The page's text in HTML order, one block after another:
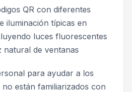
QR con diferentes
iluminación típicas en
luces fluorescentes
natural de ventanas
para ayudar a los
no están familiarizados con